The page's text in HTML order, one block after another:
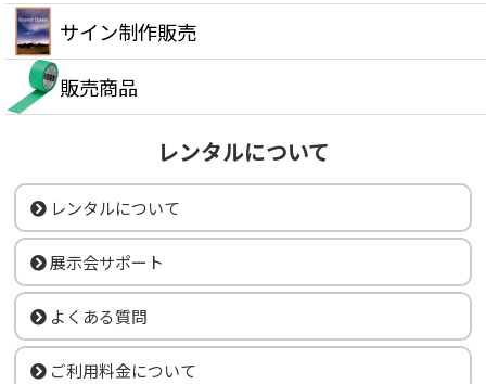
サイン制作販売
販売商品
レンタルについて
レンタルについて
展示会サポート
よくある質問
ご利用料金について